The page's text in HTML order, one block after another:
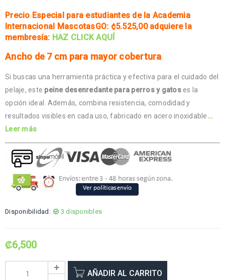
Precio Especial para estudiantes de la Academia
Internacional MascotasGO: ¢5.525,00 adquiere la
membresía: HAZ CLICK AQUÍ
Ancho de 7 cm para mayor cobertura
Si buscas una herramienta práctica y efectiva para el cuidado del
pelaje, este peine desenredante para perros y gatoses la
opción ideal. Además, combina resistencia, comodidad y
resultados visibles en cada uso, fabricado en acero inoxidable…
Leer más
Disponibilidad: 3 disponibles
₡6,500
AÑADIR AL CARRITO